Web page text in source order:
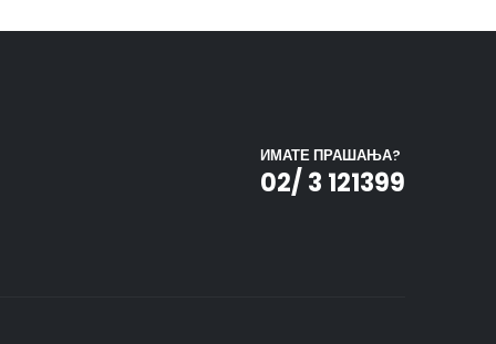
ИМАТЕ ПРАШАЊА?
02/ 3 121399